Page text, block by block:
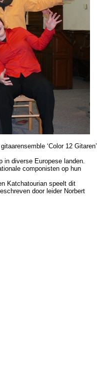
‘Color 12 Gitaren’
in diverse Europese landen.
componisten op hun
Katchatourian speelt dit
door leider Norbert